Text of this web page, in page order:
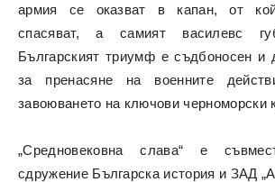
армия се оказват в капан, от
спасяват, а самият василевс
Българският триумф е съдбоносен и
за пренасяне на военните
завоюването на ключови черноморски
„Средновековна слава“ е
сдружение Българска история и ЗАД